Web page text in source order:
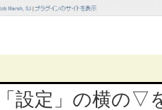
設定」の横の▽